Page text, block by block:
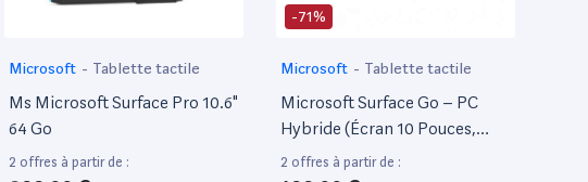
Microsoft - Tablette tactile
Ms Microsoft Surface Pro 10.6"
64 Go
2 offres à partir de :
-71%
Microsoft - Tablette tactile
Microsoft Surface Go – PC
Hybride (Écran 10 Pouces,
Intel Pentium Gold, 4Go De
2 offres à partir de :